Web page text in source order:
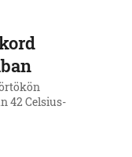
42 Celsius-